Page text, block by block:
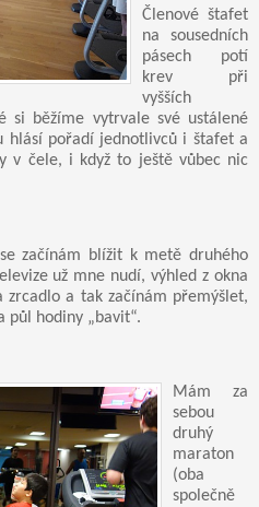
Členové štafet
na sousedních
pásech potí
krev při
vyšších
si běžíme vytrvale své ustálené
hlásí pořadí jednotlivců i štafet a
v čele, i když to ještě vůbec nic
začínám blížit k metě druhého
už mne nudí, výhled z okna
a tak začínám přemýšlet,
půl hodiny „bavit“.
Mám za
sebou
druhý
maraton
(oba
společně